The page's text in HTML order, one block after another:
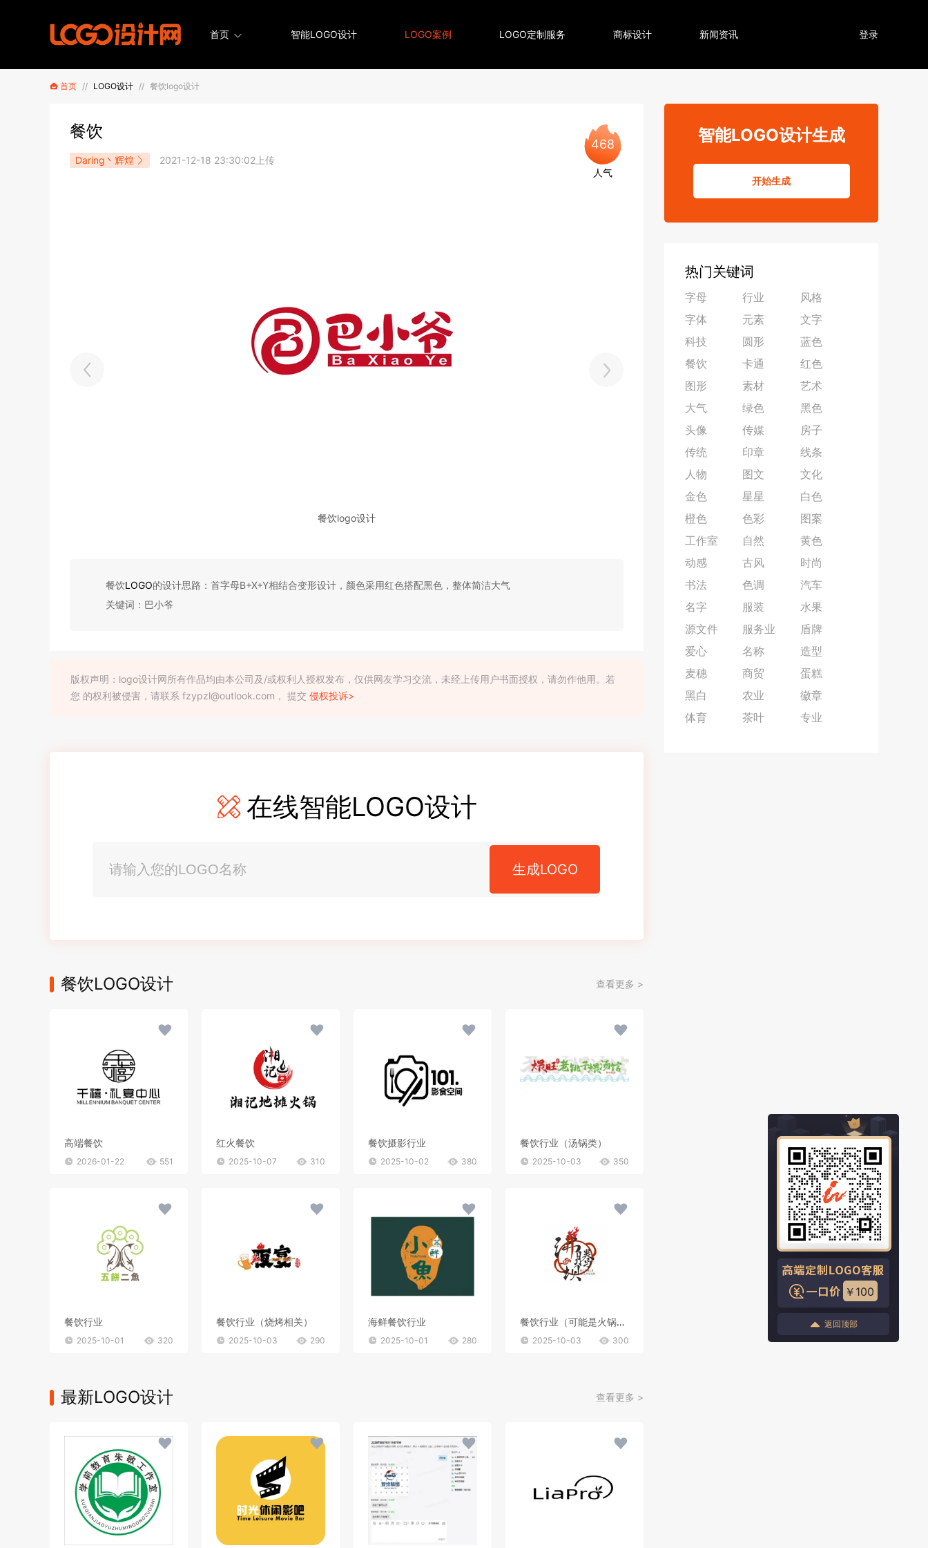
首页 智能LOGO设计 LOGO案例 LOGO定制服务 商标设计 新闻资讯 登录
首页 // LOGO设计 // 餐饮logo设计
餐饮
Daring丶辉煌 2021-12-18 23:30:02上传
468
人气
餐饮logo设计
餐饮LOGO的设计思路：首字母B+X+Y相结合变形设计，颜色采用红色搭配黑色，整体简洁大气
关键词：巴小爷
版权声明：logo设计网所有作品均由本公司及/或权利人授权发布，仅供网友学习交流，未经上传用户书面授权，请勿作他用。若
您 的权利被侵害，请联系 fzypzl@outlook.com， 提交 侵权投诉>
在线智能LOGO设计
生成LOGO
餐饮LOGO设计 查看更多 >
高端餐饮
2026-01-22 551
红火餐饮
2025-10-07 310
餐饮摄影行业
2025-10-02 380
餐饮行业（汤锅类）
2025-10-03 350
餐饮行业
2025-10-01 320
餐饮行业（烧烤相关）
2025-10-03 290
海鲜餐饮行业
2025-10-01 280
餐饮行业（可能是火锅相关）
2025-10-03 300
最新LOGO设计 查看更多 >
智能LOGO设计生成
开始生成
热门关键词
字母 行业
风格
字体
元素
文字
科技
圆形
蓝色
餐饮
卡通
红色
图形
素材
艺术
大气
绿色
黑色
头像
传媒
房子
传统
印章
线条
人物
图文
文化
金色
星星
白色
橙色
色彩
图案
工作室
自然
黄色
动感
古风
时尚
书法
色调
汽车
名字
服装
水果
源文件
服务业
盾牌
爱心
名称
造型
麦穗
商贸
蛋糕
黑白
农业
徽章
体育
茶叶 专业
￥100
返回顶部